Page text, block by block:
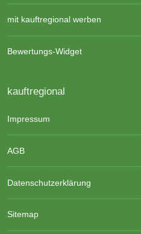
mit kauftregional werben
Bewertungs-Widget
kauftregional
Impressum
AGB
Datenschutzerklärung
Sitemap